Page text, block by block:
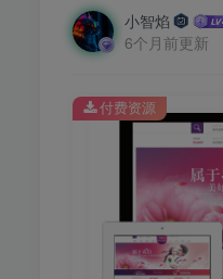
小智焰
6个月前更新
付费资源